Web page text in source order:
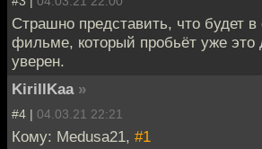
Страшно представить, что будет
фильме, который пробьёт уже это
уверен.
KirillKaa »
#4 | 04.03.21 22:21
Кому: Medusa21, #1